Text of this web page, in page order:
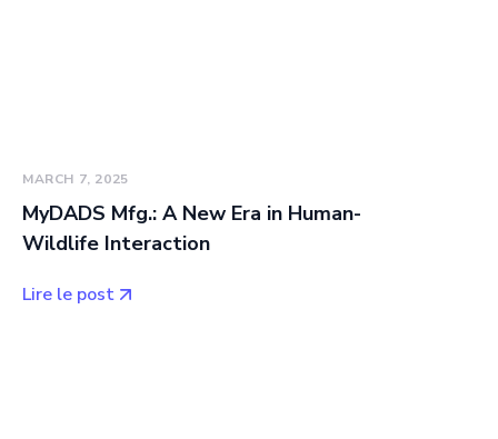
MARCH 7, 2025
MyDADS Mfg.: A New Era in Human-
Wildlife Interaction
Lire le post